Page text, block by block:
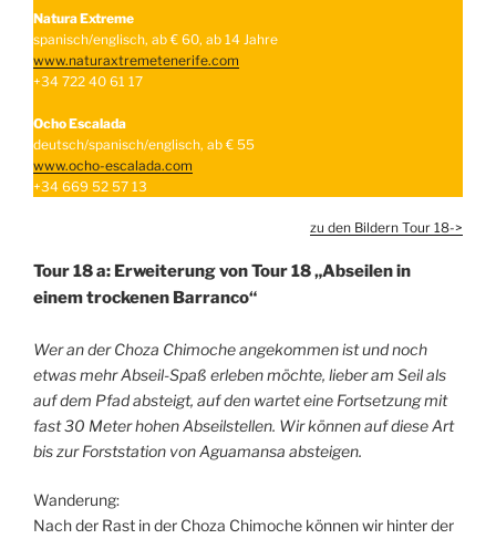
Natura Extreme
spanisch/englisch, ab € 60, ab 14 Jahre
www.naturaxtremetenerife.com
+34 722 40 61 17
Ocho Escalada
deutsch/spanisch/englisch, ab € 55
www.ocho-escalada.com
+34 669 52 57 13
zu den Bildern Tour 18->
Tour 18 a: Erweiterung von Tour 18 „Abseilen in
einem trockenen Barranco“
Wer an der Choza Chimoche angekommen ist und noch
etwas mehr Abseil-Spaß erleben möchte, lieber am Seil als
auf dem Pfad absteigt, auf den wartet eine Fortsetzung mit
fast 30 Meter hohen Abseilstellen. Wir können auf diese Art
bis zur Forststation von Aguamansa absteigen.
Wanderung:
Nach der Rast in der Choza Chimoche können wir hinter der